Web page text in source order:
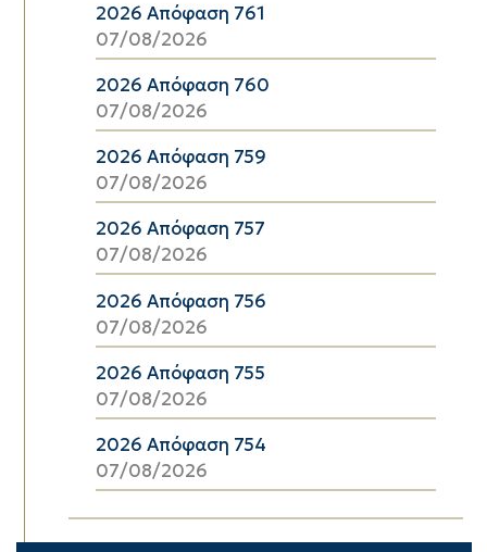
2026 Απόφαση 761
07/08/2026
2026 Απόφαση 760
07/08/2026
2026 Απόφαση 759
07/08/2026
2026 Απόφαση 757
07/08/2026
2026 Απόφαση 756
07/08/2026
2026 Απόφαση 755
07/08/2026
2026 Απόφαση 754
07/08/2026